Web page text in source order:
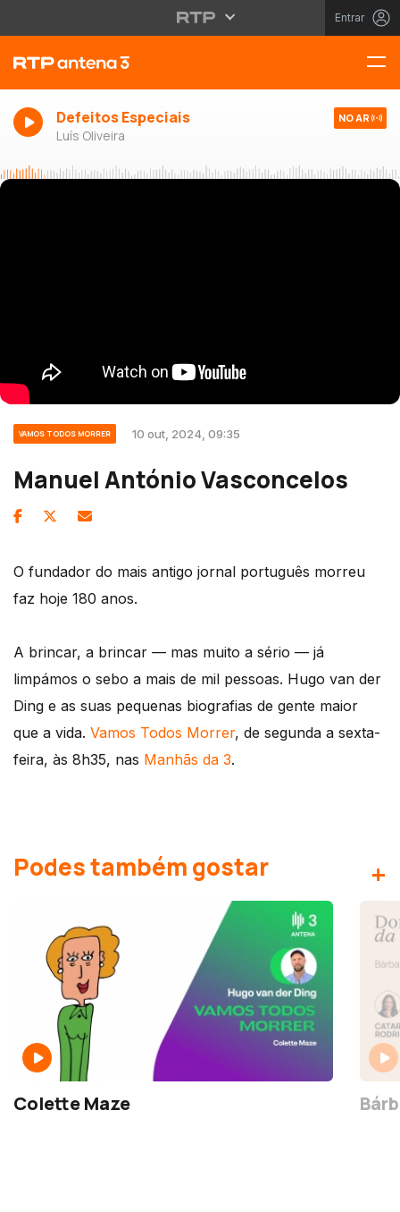
Entrar
Defeitos Especiais
Luís Oliveira
NO AR
VAMOS TODOS MORRER 10 out, 2024, 09:35
Manuel António Vasconcelos
O fundador do mais antigo jornal português morreu
faz hoje 180 anos.
A brincar, a brincar — mas muito a sério — já
limpámos o sebo a mais de mil pessoas. Hugo van der
Ding e as suas pequenas biografias de gente maior
que a vida. Vamos Todos Morrer, de segunda a sexta-
feira, às 8h35, nas Manhãs da 3.
Podes também gostar +
Colette Maze